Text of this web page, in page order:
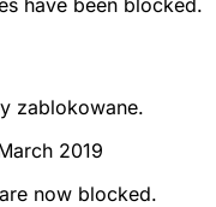
zablokowane.
2019
now blocked.